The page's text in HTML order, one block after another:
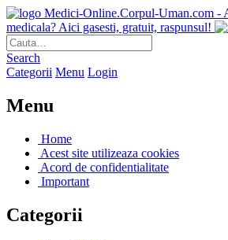
Medici-Online.Corpul-Uman.com -
medicala? Aici gasesti, gratuit, raspunsul!
Search
Categorii Menu Login
Menu
Home
Acest site utilizeaza cookies
Acord de confidentialitate
Important
Categorii